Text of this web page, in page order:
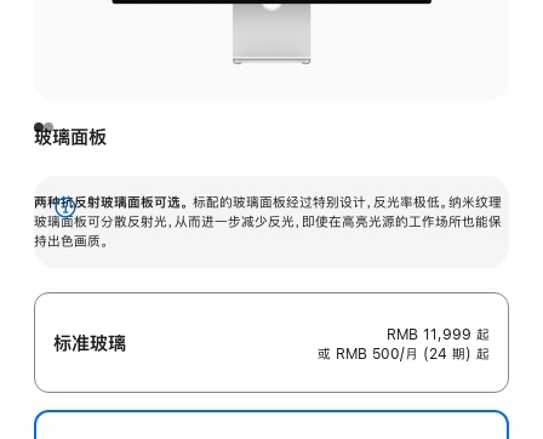
玻璃面板
两种抗反射玻璃面板可选。 标配的玻璃面板经过特别设计，反光率极低。纳米纹理
玻璃面板可分散反射光，从而进一步减少反光，即使在高亮光源的工作场所也能保
持出色画质。
展
开
标准玻璃 RMB 11,999 起
或 RMB 500/月 (24 期) 起